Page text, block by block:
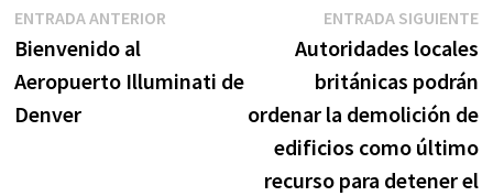
Navegación
de
entradas
ENTRADA ANTERIOREntrada
Bienvenido al
Aeropuerto Illuminati de
Denver
ENTRADA SIGUIENTE
Autoridades locales
británicas podrán
ordenar la demolición de
edificios como último
recurso para detener el